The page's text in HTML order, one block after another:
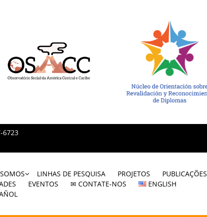
6723
LINHAS DE PESQUISA PROJETOS
PUBLICAÇÕES
EVENTOS ✉ CONTATE-NOS
ENGLISH